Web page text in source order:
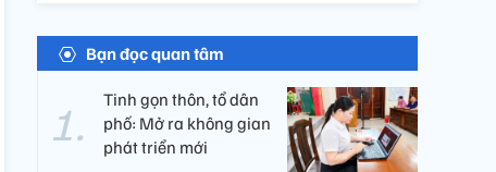
Bạn đọc quan tâm
Tinh gọn thôn, tổ dân
phố: Mở ra không gian
phát triển mới